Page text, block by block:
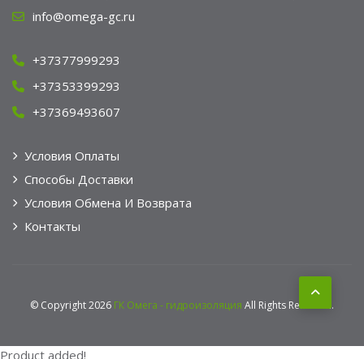
info@omega-gc.ru
+37377999293
+37353399293
+37369493607
Условия Оплаты
Способы Доставки
Условия Обмена И Возврата
Контакты
© Copyright 2026 ГК Омега - гидроизоляция All Rights Reserved.
Product added!